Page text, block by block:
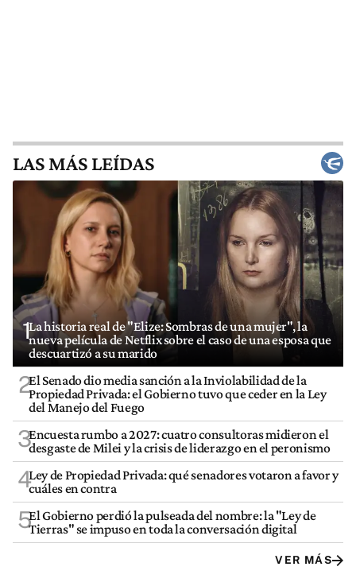
LAS MÁS LEÍDAS
1La historia real de "Elize: Sombras de una mujer", la
nueva película de Netflix sobre el caso de una esposa que
descuartizó a su marido
2El Senado dio media sanción a la Inviolabilidad de la
Propiedad Privada: el Gobierno tuvo que ceder en la Ley
del Manejo del Fuego
3Encuesta rumbo a 2027: cuatro consultoras midieron el
desgaste de Milei y la crisis de liderazgo en el peronismo
4Ley de Propiedad Privada: qué senadores votaron a favor y
cuáles en contra
5El Gobierno perdió la pulseada del nombre: la "Ley de
Tierras" se impuso en toda la conversación digital
VER MÁS